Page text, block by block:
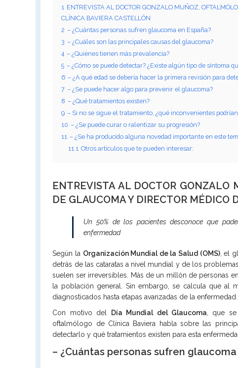
1 ENTREVISTA AL DOCTOR GONZALO MUÑOZ,
CLÍNICA BAVIERA CASTELLÓN
2 – ¿Cuántas personas sufren glaucoma en España?
3 – ¿Cuáles son las principales causas del glaucoma?
4 – ¿Quiénes tienen más prevalencia?
5 – ¿Cómo se puede detectar? ¿Existe algún tipo de síntoma
6 – ¿A qué edad se debería hacer la primera revisión para
7 – ¿Se puede hacer algo para prevenir el glaucoma?
8 – ¿Qué tratamientos existen?
9 – Si no se sigue el tratamiento, ¿qué inconvenientes
10 – ¿Se puede curar o ralentizar su progresión?
11 – ¿Se ha producido alguna novedad importante en este
11.1 Otros artículos que te pueden interesar:
ENTREVISTA AL DOCTOR GONZALO
DE GLAUCOMA Y DIRECTOR MÉDICO
Un 50% de los pacientes desconoce que
enfermedad
Según la Organización Mundial de la Salud (OMS), el
detrás de las cataratas a nivel mundial y de los
suelen ser irreversibles. Más de un millón de personas
la población general. Sin embargo, se calcula que al
diagnosticados hasta etapas avanzadas de la enfermedad.
Con motivo del
Día Mundial del Glaucoma , que
oftalmólogo de Clínica Baviera habla sobre las
detectarlo y qué tratamientos existen para esta
– ¿Cuántas personas sufren glaucoma